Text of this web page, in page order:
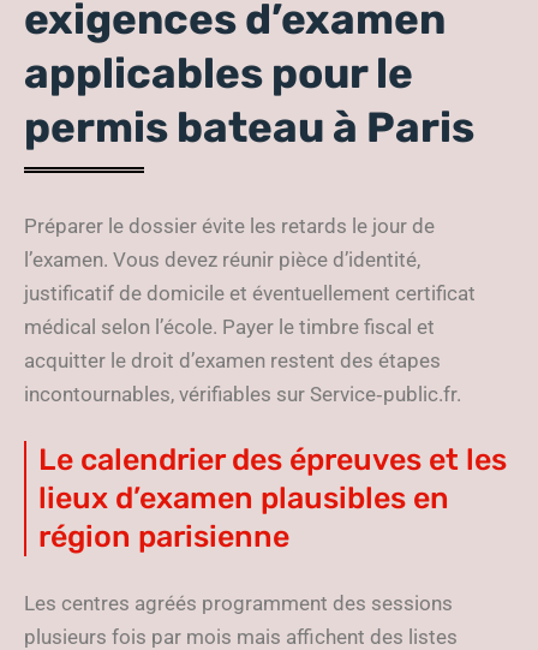
exigences d’examen
applicables pour le
permis bateau à Paris
Préparer le dossier évite les retards le jour de
l’examen. Vous devez réunir pièce d’identité,
justificatif de domicile et éventuellement certificat
médical selon l’école. Payer le timbre fiscal et
acquitter le droit d’examen restent des étapes
incontournables, vérifiables sur Service‑public.fr.
Le calendrier des épreuves et les
lieux d’examen plausibles en
région parisienne
Les centres agréés programment des sessions
plusieurs fois par mois mais affichent des listes